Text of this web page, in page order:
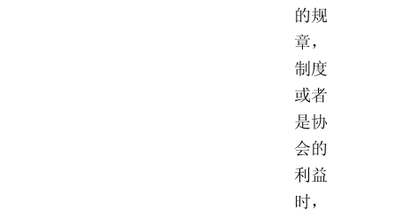
的规
章，
制度
或者
是协
会的
利益
时，